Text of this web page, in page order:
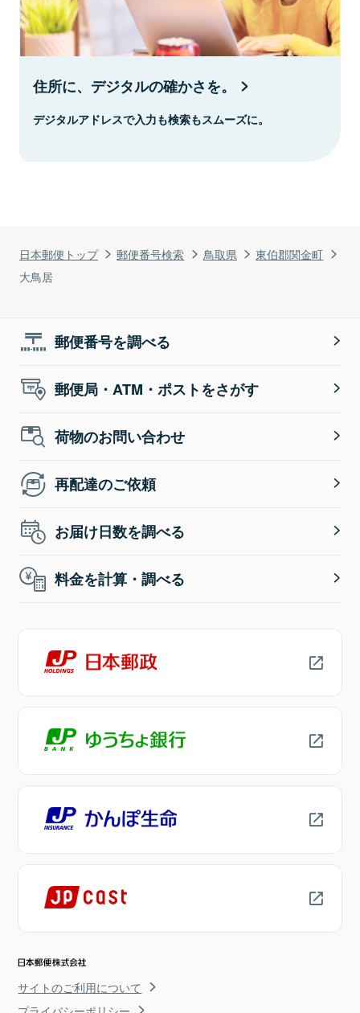
日本郵便トップ 郵便番号検索 鳥取県
東伯郡関金町
大鳥居
住所に、デジタルの確かさを。
デジタルアドレスで入力も検索もスムーズに。
郵便番号を調べる
郵便局・ATM・ポストをさがす
荷物のお問い合わせ
再配達のご依頼
お届け日数を調べる
料金を計算・調べる
サイトのご利用について